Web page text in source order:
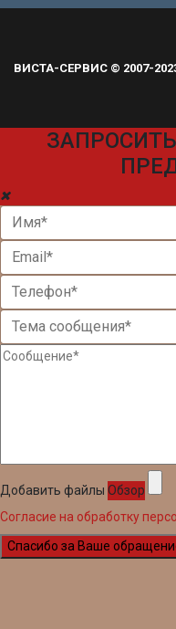
ВИСТА-СЕРВИС © 2007-
Добавить файлы Обзор
Согласие на обработку
Спасибо за Ваше